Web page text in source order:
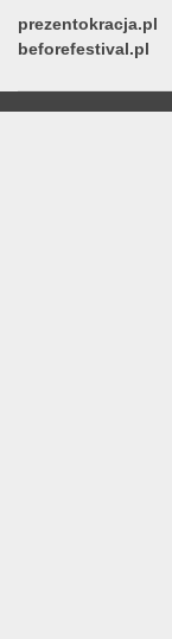
prezentokracja.pl
beforefestival.pl